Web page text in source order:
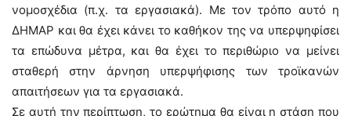
νομοσχέδια (π.χ. τα εργασιακά). Με τον τρόπο αυτό η
ΔΗΜΑΡ και θα έχει κάνει το καθήκον της να υπερψηφίσει
τα επώδυνα μέτρα, και θα έχει το περιθώριο να μείνει
σταθερή στην άρνηση υπερψήφισης των τροϊκανών
απαιτήσεων για τα εργασιακά.
Σε αυτή την περίπτωση, το ερώτημα θα είναι η στάση που